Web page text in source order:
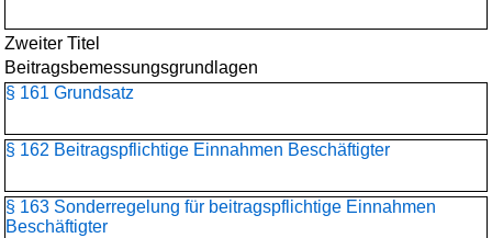
Zweiter Titel
Beitragsbemessungs­grundlagen
§ 161 Grundsatz
§ 162 Beitragspflichtige Einnahmen Beschäftigter
§ 163 Sonderregelung für beitragspflichtige Einnahmen
Beschäftigter